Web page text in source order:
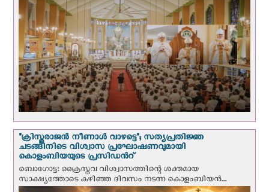
"ക്രിസ്തുരാജന്‍ നീണാള്‍ വാഴട്ടെ"; സത്യപ്രതിജ്ഞ
ചടങ്ങിനിടെ വിശ്വാസ പ്രഘോഷണവുമായി
കൊളംബിയയുടെ പ്രസിഡന്‍റ്
ബൊഗോട്ട: ക്രൈസ്തവ വിശ്വാസത്തിന്റെ ശക്തമായ
സാക്ഷ്യത്തോടെ കഴിഞ്ഞ ദിവസം നടന്ന കൊളംബിയന്‍...